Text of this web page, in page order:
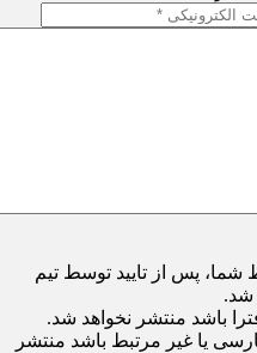
پس از تایید توسط تیم
شد.
باشد منتشر نخواهد شد.
یا غیر مرتبط باشد منتشر